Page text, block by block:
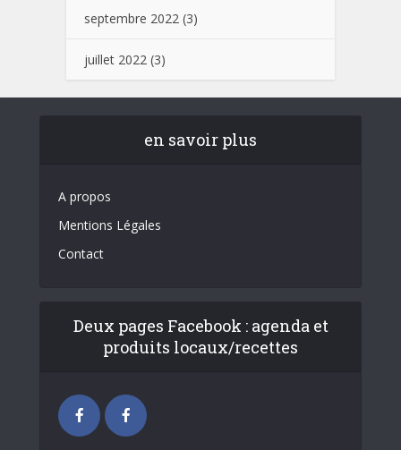
septembre 2022 (3)
juillet 2022 (3)
en savoir plus
A propos
Mentions Légales
Contact
Deux pages Facebook : agenda et
produits locaux/recettes